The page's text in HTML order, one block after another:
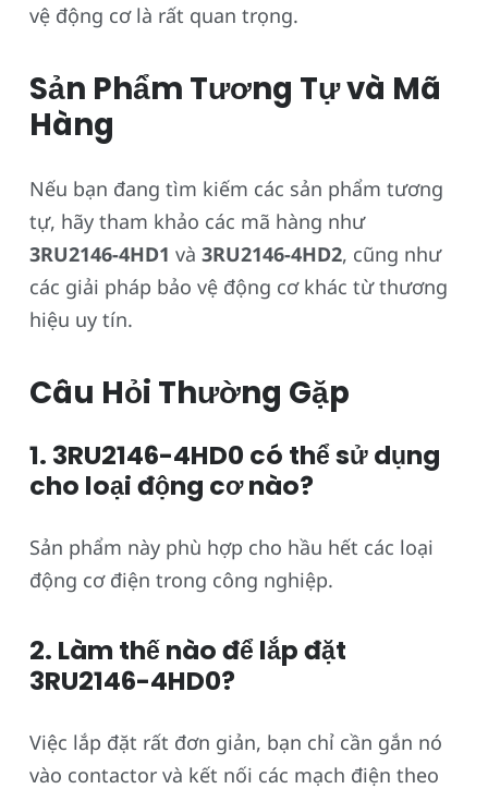
vệ động cơ là rất quan trọng.
Sản Phẩm Tương Tự và Mã
Hàng
Nếu bạn đang tìm kiếm các sản phẩm tương
tự, hãy tham khảo các mã hàng như
3RU2146-4HD1 và 3RU2146-4HD2, cũng như
các giải pháp bảo vệ động cơ khác từ thương
hiệu uy tín.
Câu Hỏi Thường Gặp
1. 3RU2146-4HD0 có thể sử dụng
cho loại động cơ nào?
Sản phẩm này phù hợp cho hầu hết các loại
động cơ điện trong công nghiệp.
2. Làm thế nào để lắp đặt
3RU2146-4HD0?
Việc lắp đặt rất đơn giản, bạn chỉ cần gắn nó
vào contactor và kết nối các mạch điện theo